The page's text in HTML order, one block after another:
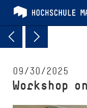
09/30/2025
Workshop